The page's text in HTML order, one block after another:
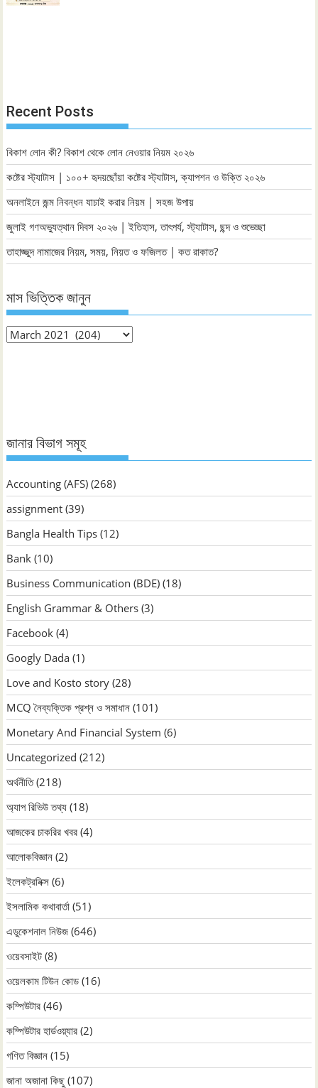
Recent Posts
বিকাশ লোন কী? বিকাশ থেকে লোন নেওয়ার নিয়ম ২০২৬
কষ্টের স্ট্যাটাস | ১০০+ হৃদয়ছোঁয়া কষ্টের স্ট্যাটাস, ক্যাপশন ও উক্তি ২০২৬
অনলাইনে জন্ম নিবন্ধন যাচাই করার নিয়ম | সহজ উপায়
জুলাই গণঅভ্যুত্থান দিবস ২০২৬ | ইতিহাস, তাৎপর্য, স্ট্যাটাস, ছন্দ ও শুভেচ্ছা
তাহাজ্জুদ নামাজের নিয়ম, সময়, নিয়ত ও ফজিলত | কত রাকাত?
মাস ভিত্তিক জানুন
মাস
জানার বিভাগ সমূহ
Accounting (AFS) (268)
assignment (39)
Bangla Health Tips (12)
Bank (10)
Business Communication (BDE) (18)
English Grammar & Others (3)
Facebook (4)
Googly Dada (1)
Love and Kosto story (28)
MCQ নৈব্যক্তিক প্রশ্ন ও সমাধান (101)
Monetary And Financial System (6)
Uncategorized (212)
অর্থনীতি(218)
অ্যাপ রিভিউ তথ্য (18)
আজকের চাকরির খবর (4)
আলোকবিজ্ঞান (2)
ইলেকট্রনিক্স (6)
ইসলামিক কথাবার্তা (51)
এডুকেশনাল নিউজ (646)
ওয়েবসাইট (8)
ওয়েলকাম টিউন কোড (16)
কম্পিউটার (46)
কম্পিউটার হার্ডওয়্যার (2)
গণিত বিজ্ঞান (15)
জানা অজানা কিছু (107)